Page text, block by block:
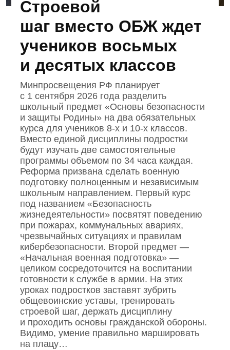
Строевой
шаг вместо ОБЖ ждет
учеников восьмых
и десятых классов
Минпросвещения РФ планирует
с 1 сентября 2026 года разделить
школьный предмет «Основы безопасности
и защиты Родины» на два обязательных
курса для учеников 8‑х и 10‑х классов.
Вместо единой дисциплины подростки
будут изучать две самостоятельные
программы объемом по 34 часа каждая.
Реформа призвана сделать военную
подготовку полноценным и независимым
школьным направлением. Первый курс
под названием «Безопасность
жизнедеятельности» посвятят поведению
при пожарах, коммунальных авариях,
чрезвычайных ситуациях и правилам
кибербезопасности. Второй предмет —
«Начальная военная подготовка» —
целиком сосредоточится на воспитании
готовности к службе в армии. На этих
уроках подростков заставят зубрить
общевоинские уставы, тренировать
строевой шаг, держать дисциплину
и проходить основы гражданской обороны.
Видимо, умение правильно маршировать
на плацу…